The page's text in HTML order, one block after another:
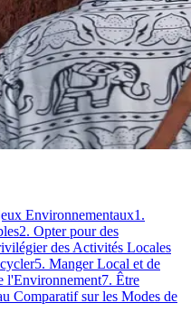
Environnementaux1.
2. Opter pour des
des Activités Locales
5. Manger Local et de
l'Environnement7. Être
Comparatif sur les Modes de